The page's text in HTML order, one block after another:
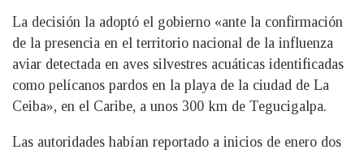
La decisión la adoptó el gobierno «ante la confirmación
de la presencia en el territorio nacional de la influenza
aviar detectada en aves silvestres acuáticas identificadas
como pelícanos pardos en la playa de la ciudad de La
Ceiba», en el Caribe, a unos 300 km de Tegucigalpa.
Las autoridades habían reportado a inicios de enero dos